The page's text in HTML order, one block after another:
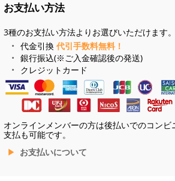
お支払い方法
3種のお支払い方法よりお選びいただけます。
代金引換 代引手数料無料！
銀行振込(※ご入金確認後の発送)
クレジットカード
オンラインメンバーの方は後払いでのコンビ
支払も可能です。
お支払いについて